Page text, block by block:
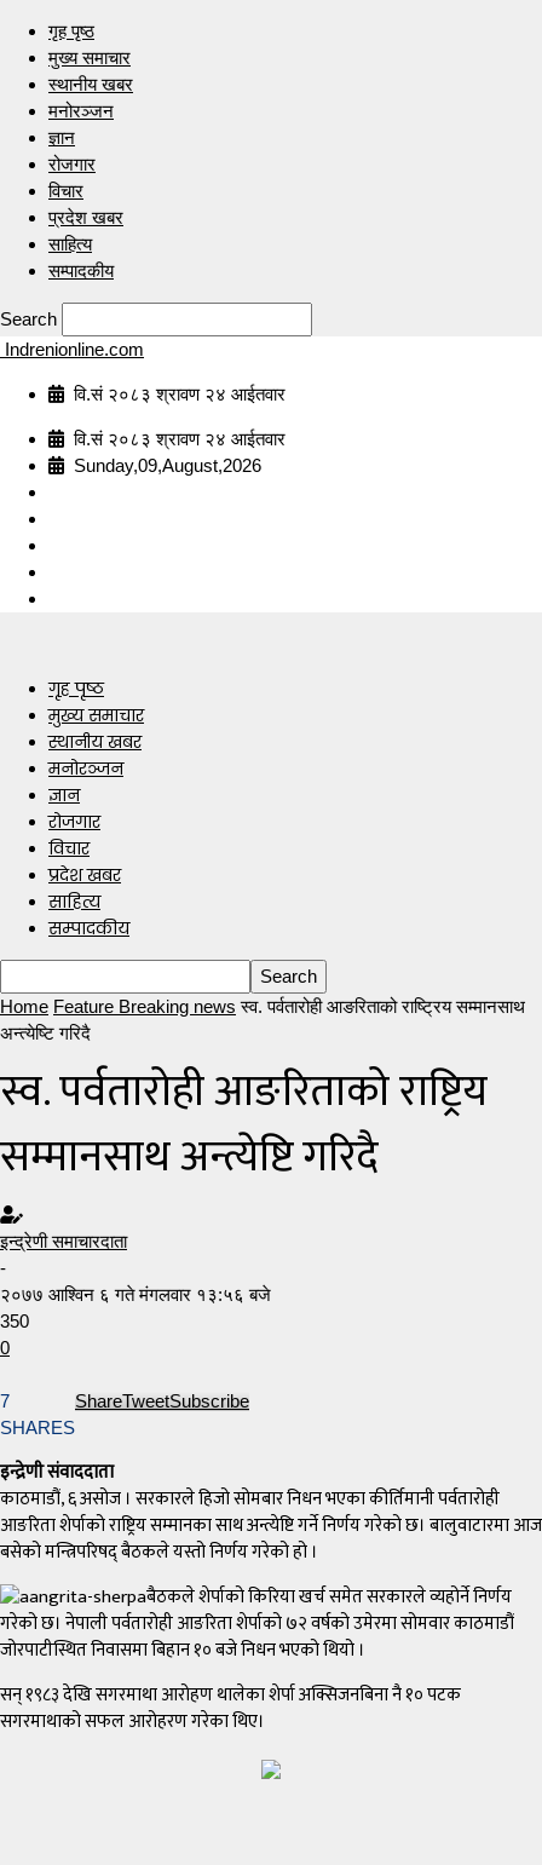
गृह पृष्ठ
मुख्य समाचार
स्थानीय खबर
मनोरञ्जन
ज्ञान
रोजगार
विचार
प्रदेश खबर
साहित्य
सम्पादकीय
Search
Indrenionline.com
वि.सं २०८३ श्रावण २४ आईतवार
वि.सं २०८३ श्रावण २४ आईतवार
Sunday,09,August,2026
गृह पृष्ठ
मुख्य समाचार
स्थानीय खबर
मनोरञ्जन
ज्ञान
रोजगार
विचार
प्रदेश खबर
साहित्य
सम्पादकीय
Home Feature Breaking news स्व. पर्वतारोही आङरिताको राष्ट्रिय सम्मानसाथ
अन्त्येष्टि गरिदै
स्व. पर्वतारोही आङरिताको राष्ट्रिय
सम्मानसाथ अन्त्येष्टि गरिदै
इन्द्रेणी समाचारदाता
-
२०७७ आश्विन ६ गते मंगलवार १३:५६ बजे
350
0
7
SHARES
ShareTweetSubscribe
इन्द्रेणी संवाददाता
काठमाडौं, ६ असोज । सरकारले हिजो सोमबार निधन भएका कीर्तिमानी पर्वतारोही
आङरिता शेर्पाको राष्ट्रिय सम्मानका साथ अन्त्येष्टि गर्ने निर्णय गरेको छ। बालुवाटारमा आज
बसेको मन्त्रिपरिषद् बैठकले यस्तो निर्णय गरेको हो ।
बैठकले शेर्पाको किरिया खर्च समेत सरकारले व्यहोर्ने निर्णय
गरेको छ। नेपाली पर्वतारोही आङरिता शेर्पाको ७२ वर्षको उमेरमा सोमवार काठमाडौं
जोरपाटीस्थित निवासमा बिहान १० बजे निधन भएको थियो ।
सन् १९८३ देखि सगरमाथा आरोहण थालेका शेर्पा अक्सिजनबिना नै १० पटक
सगरमाथाको सफल आरोहरण गरेका थिए।